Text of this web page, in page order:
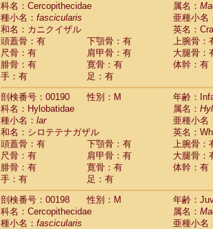
科名：Cercopithecidae
属名：
種小名： fascicularis
亜種小名
和名：カニクイザル
英名：
頭蓋骨：有
下顎骨：有
上腕骨：
尺骨：有
肩甲骨：有
大腿骨：
腓骨：有
寛骨：有
体幹：有
手：有
足：有
剖検番号：00190
性別：M
年齢：
科名：Hylobatidae
属名：
種小名： lar
亜種小名
和名：シロテテナガザル
英名：
頭蓋骨：有
下顎骨：有
上腕骨：
尺骨：有
肩甲骨：有
大腿骨：
腓骨：有
寛骨：有
体幹：有
手：有
足：有
剖検番号：00198
性別：M
年齢：
科名：Cercopithecidae
属名：
種小名： fascicularis
亜種小名